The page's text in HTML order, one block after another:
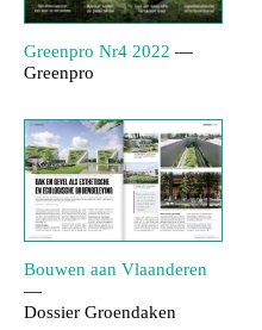
Greenpro Nr4 2022 —
Greenpro
Bouwen aan Vlaanderen
—
Dossier Groendaken